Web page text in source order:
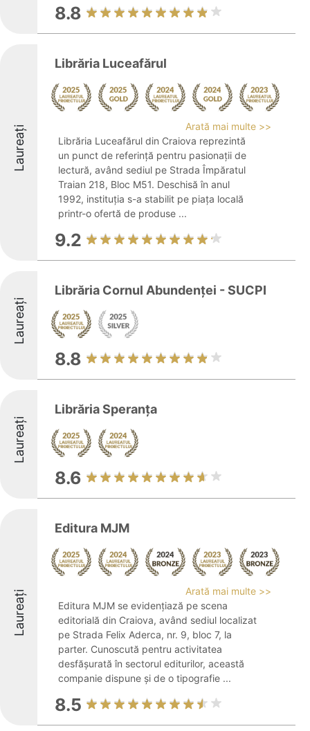
8.8
Laureați
Librăria Luceafărul
Arată mai multe >>
Librăria Luceafărul din Craiova reprezintă
un punct de referință pentru pasionații de
lectură, având sediul pe Strada Împăratul
Traian 218, Bloc M51. Deschisă în anul
1992, instituția s-a stabilit pe piața locală
printr-o ofertă de produse ...
9.2
Laureați
Librăria Cornul Abundenței - SUCPI
8.8
Laureați
Librăria Speranța
8.6
Laureați
Editura MJM
Arată mai multe >>
Editura MJM se evidențiază pe scena
editorială din Craiova, având sediul localizat
pe Strada Felix Aderca, nr. 9, bloc 7, la
parter. Cunoscută pentru activitatea
desfășurată în sectorul editurilor, această
companie dispune și de o tipografie ...
8.5